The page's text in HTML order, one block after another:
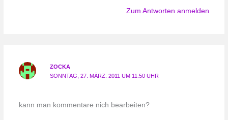
Zum Antworten anmelden
ZOCKA
SONNTAG, 27. MÄRZ. 2011 UM 11:50 UHR
kann man kommentare nich bearbeiten?